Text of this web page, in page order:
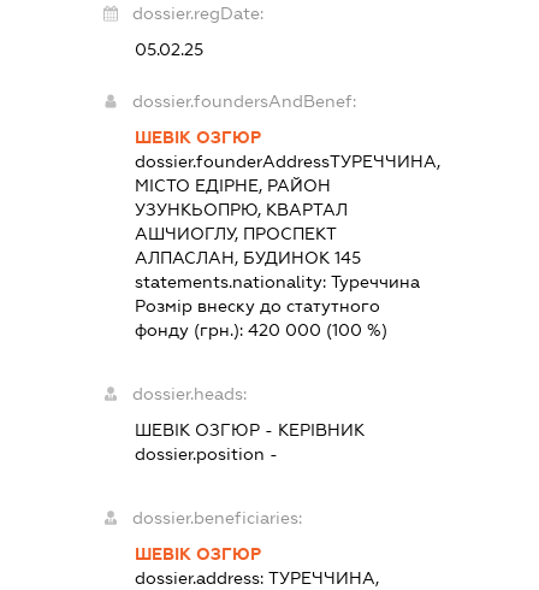
dossier.regDate:
05.02.25
dossier.foundersAndBenef:
ШЕВІК ОЗГЮР
dossier.founderAddressТУРЕЧЧИНА,
МІСТО ЕДІРНЕ, РАЙОН
УЗУНКЬОПРЮ, КВАРТАЛ
АШЧИОГЛУ, ПРОСПЕКТ
АЛПАСЛАН, БУДИНОК 145
statements.nationality: Туреччина
Розмір внеску до статутного
фонду (грн.): 420 000 (100 %)
dossier.heads:
ШЕВІК ОЗГЮР- КЕРІВНИК
dossier.position -
dossier.beneficiaries:
ШЕВІК ОЗГЮР
dossier.address: ТУРЕЧЧИНА,